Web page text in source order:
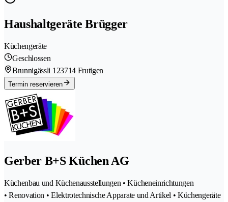
Haushaltgeräte Brügger
Küchengeräte
Geschlossen
Brunnigässli 123714 Frutigen
Termin reservieren
Gerber B+S Küchen AG
Küchenbau und Küchenausstellungen • Kücheneinrichtungen
• Renovation • Elektrotechnische Apparate und Artikel • Küchengeräte